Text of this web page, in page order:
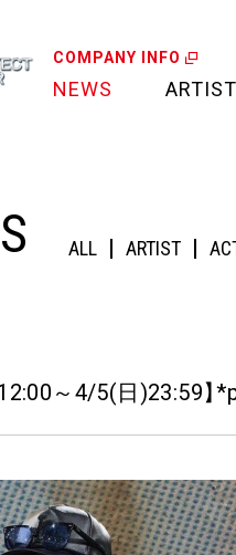
COMPANY INFO
NEWS ARTIST
ALL ARTIST
～4/5(日)23:59】